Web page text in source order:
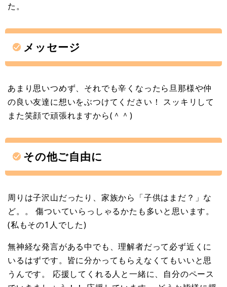
た。
メッセージ
あまり思いつめず、それでも辛くなったら旦那様や仲
の良い友達に想いをぶつけてください！ スッキリして
また笑顔で頑張れますから(＾＾)
その他ご自由に
周りは子沢山だったり、家族から「子供はまだ？」な
ど。。 傷ついていらっしゃるかたも多いと思います。
(私もその1人でした)
無神経な発言がある中でも、理解者だって必ず近くに
いるはずです。皆に分かってもらえなくてもいいと思
うんです。 応援してくれる人と一緒に、自分のペース